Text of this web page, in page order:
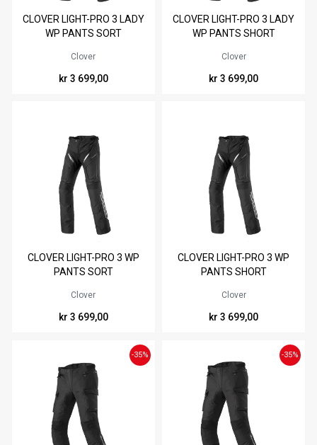
40 42 44 46
CLOVER LIGHT-PRO 3 LADY
WP PANTS SORT
Clover
kr 3 699,00
40 42 44 46 48
CLOVER LIGHT-PRO 3 LADY
WP PANTS SHORT
Clover
kr 3 699,00
48 50 52 54
CLOVER LIGHT-PRO 3 WP
PANTS SORT
Clover
kr 3 699,00
50 52 54 56
CLOVER LIGHT-PRO 3 WP
PANTS SHORT
Clover
kr 3 699,00
-35% -35%